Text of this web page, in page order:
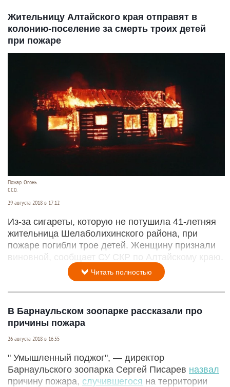
Жительницу Алтайского края отправят в
колонию-поселение за смерть троих детей
при пожаре
Пожар. Огонь.
СС0.
29 августа 2018 в 17:12
Из-за сигареты, которую не потушила 41-летняя
жительница Шелаболихинского района, при
пожаре погибли трое детей. Женщину признали
виновной, сообщает СУ СКР по Алтайскому краю.
Читать полностью
В Барнаульском зоопарке рассказали про
причины пожара
26 августа 2018 в 16:55
" Умышленный поджог", — директор
Барнаульского зоопарка Сергей Писарев назвал
причину пожара, случившегося на территории